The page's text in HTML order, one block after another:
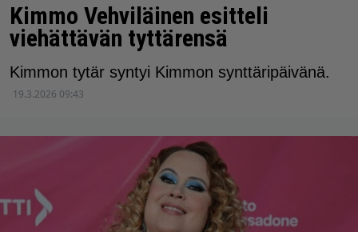
Kimmo Vehviläinen esitteli
viehättävän tyttärensä
Kimmon tytär syntyi Kimmon synttäripäivänä.
19.3.2026 09:43